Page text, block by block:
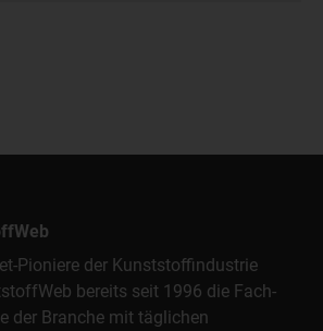
Pioniere der Kunststoffindustrie
bereits seit 1996 die Fach-
der Branche mit täglichen